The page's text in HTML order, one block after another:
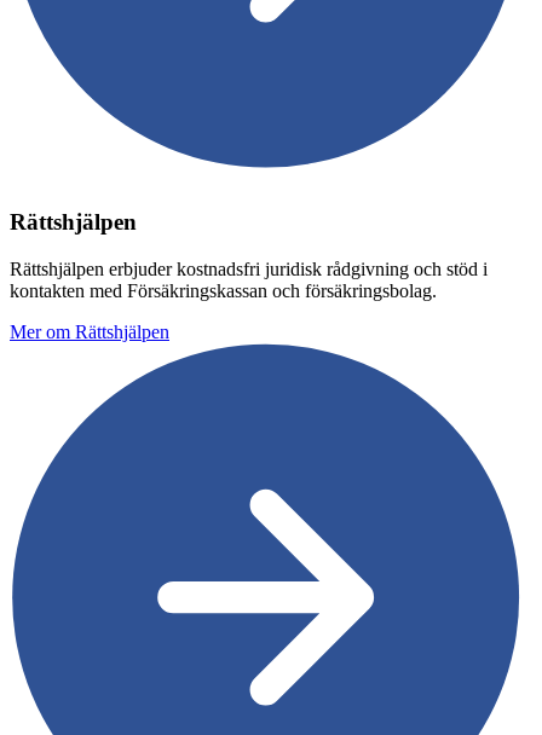
Rättshjälpen
Rättshjälpen erbjuder kostnadsfri juridisk rådgivning och stöd i
kontakten med Försäkringskassan och försäkringsbolag.
Mer om Rättshjälpen